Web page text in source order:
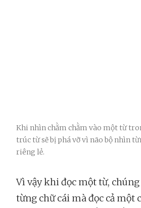
Khi nhìn chằm chằm vào một từ
trúc từ sẽ bị phá vỡ vì não bộ nhìn
riêng lẻ.
Vì vậy khi đọc một từ,
từng chữ cái mà đọc cả một